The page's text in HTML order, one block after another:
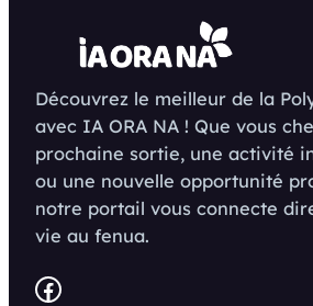
Découvrez le meilleur de la
avec IA ORA NA ! Que vous
prochaine sortie, une activité
ou une nouvelle opportunité
notre portail vous connecte
vie au fenua.
Facebook